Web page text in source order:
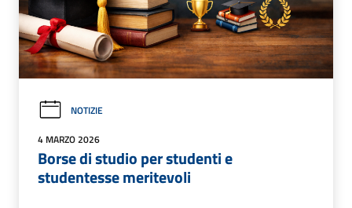
NOTIZIE
4 MARZO 2026
Borse di studio per studenti e
studentesse meritevoli